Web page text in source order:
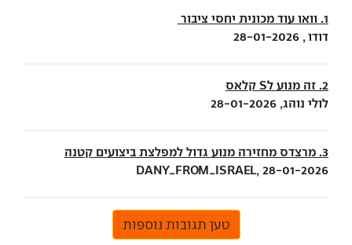
1. וואו עוד מכונית יחסי ציבור
דודו , 28-01-2026
2. זה מנוע לS קלאס
לולי נוהג, 28-01-2026
3. מרצדס מחזירה מנוע גדול למפלצת ביצועים קטנה
DANY_FROM_ISRAEL, 28-01-2026
טען תגובות נוספות